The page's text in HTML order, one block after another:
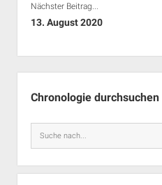
Nächster Beitrag...
13. August 2020
Chronologie durchsuchen